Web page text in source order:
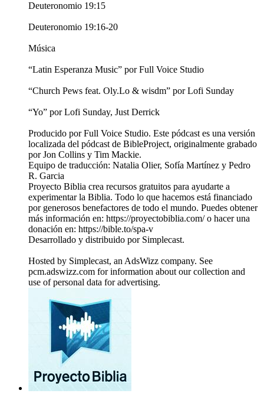
Deuteronomio 19:15
Deuteronomio 19:16-20
Música
“Latin Esperanza Music” por Full Voice Studio
“Church Pews feat. Oly.Lo & wisdm” por Lofi Sunday
“Yo” por Lofi Sunday, Just Derrick
Producido por Full Voice Studio. Este pódcast es una versión
localizada del pódcast de BibleProject, originalmente grabado
por Jon Collins y Tim Mackie.
Equipo de traducción: Natalia Olier, Sofía Martínez y Pedro
R. Garcia
Proyecto Biblia crea recursos gratuitos para ayudarte a
experimentar la Biblia. Todo lo que hacemos está financiado
por generosos benefactores de todo el mundo. Puedes obtener
más información en: https://proyectobiblia.com/ o hacer una
donación en: https://bible.to/spa-v
Desarrollado y distribuido por Simplecast.
Hosted by Simplecast, an AdsWizz company. See
pcm.adswizz.com for information about our collection and
use of personal data for advertising.